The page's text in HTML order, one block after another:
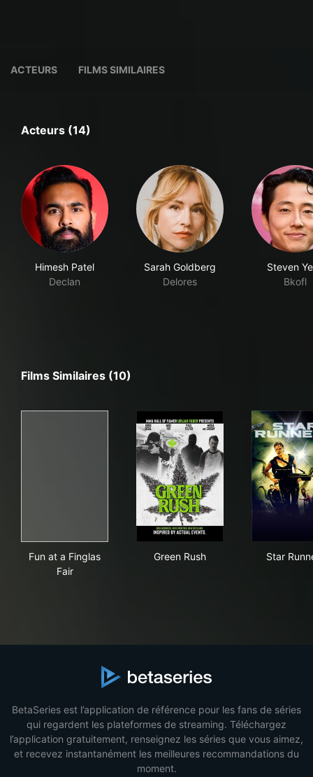
ACTEURS FILMS SIMILAIRES
Acteurs (14)
Himesh Patel
Declan
Sarah Goldberg
Delores
Steven
Bkofl
Films Similaires (10)
Fun at a Finglas
Fair
Green Rush Star
BetaSeries est l’application de référence pour les fans de séries
qui regardent les plateformes de streaming. Téléchargez
l’application gratuitement, renseignez les séries que vous aimez,
et recevez instantanément les meilleures recommandations du
moment.